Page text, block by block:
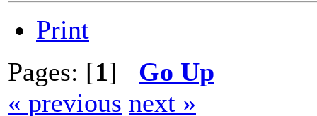
Print
Pages: [1] Go Up
« previous next »